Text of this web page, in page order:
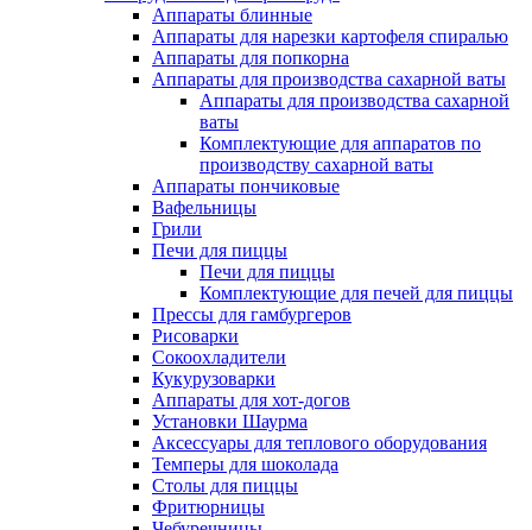
Аппараты блинные
Аппараты для нарезки картофеля спиралью
Аппараты для попкорна
Аппараты для производства сахарной ваты
Аппараты для производства сахарной
ваты
Комплектующие для аппаратов по
производству сахарной ваты
Аппараты пончиковые
Вафельницы
Грили
Печи для пиццы
Печи для пиццы
Комплектующие для печей для пиццы
Прессы для гамбургеров
Рисоварки
Сокоохладители
Кукурузоварки
Аппараты для хот-догов
Установки Шаурма
Аксессуары для теплового оборудования
Темперы для шоколада
Столы для пиццы
Фритюрницы